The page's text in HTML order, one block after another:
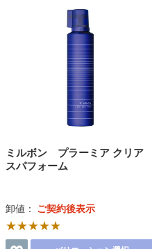
ミルボン プラーミア クリア
スパフォーム
卸値： ご契約後表示
★★★★★